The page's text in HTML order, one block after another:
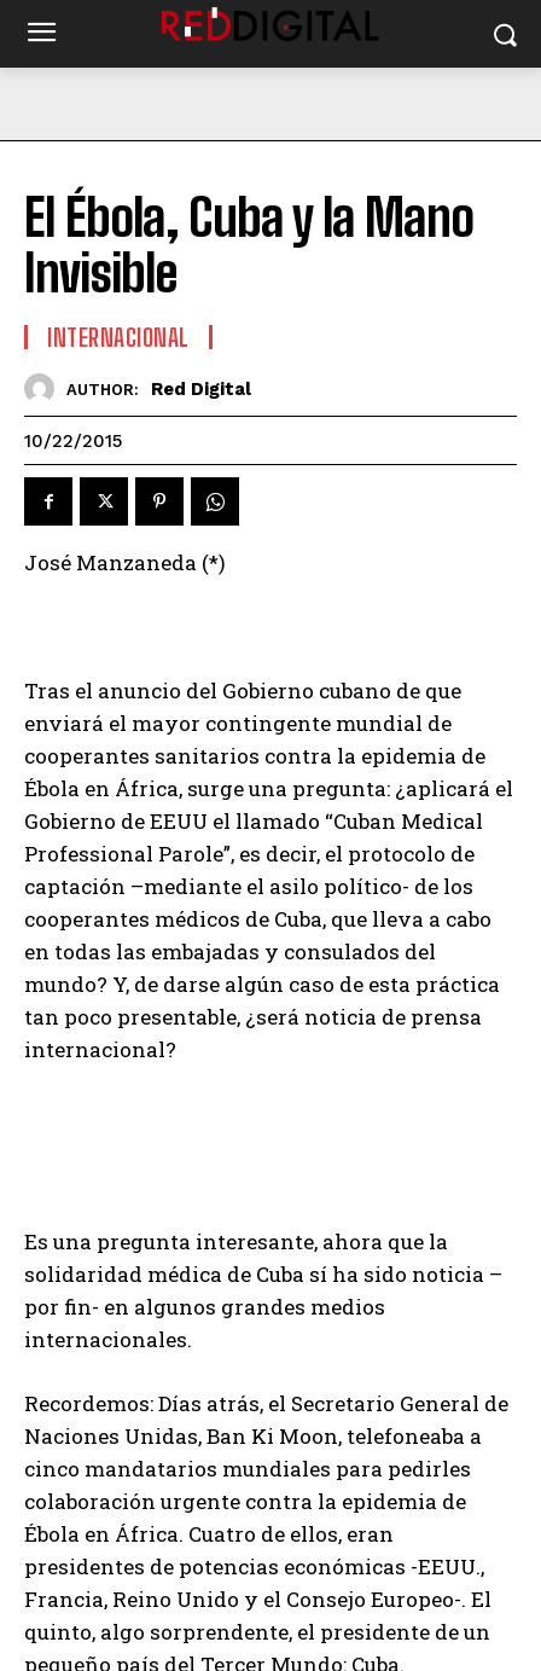
El Ébola, Cuba y la Mano
Invisible
INTERNACIONAL
AUTHOR: Red Digital
10/22/2015
José Manzaneda (*)
Tras el anuncio del Gobierno cubano de que
enviará el mayor contingente mundial de
cooperantes sanitarios contra la epidemia de
Ébola en África, surge una pregunta: ¿aplicará el
Gobierno de EEUU el llamado “Cuban Medical
Professional Parole”, es decir, el protocolo de
captación –mediante el asilo político- de los
cooperantes médicos de Cuba, que lleva a cabo
en todas las embajadas y consulados del
mundo? Y, de darse algún caso de esta práctica
tan poco presentable, ¿será noticia de prensa
internacional?
Es una pregunta interesante, ahora que la
solidaridad médica de Cuba sí ha sido noticia –
por fin- en algunos grandes medios
internacionales.
Recordemos: Días atrás, el Secretario General de
Naciones Unidas, Ban Ki Moon, telefoneaba a
cinco mandatarios mundiales para pedirles
colaboración urgente contra la epidemia de
Ébola en África. Cuatro de ellos, eran
presidentes de potencias económicas -EEUU.,
Francia, Reino Unido y el Consejo Europeo-. El
quinto, algo sorprendente, el presidente de un
pequeño país del Tercer Mundo: Cuba.